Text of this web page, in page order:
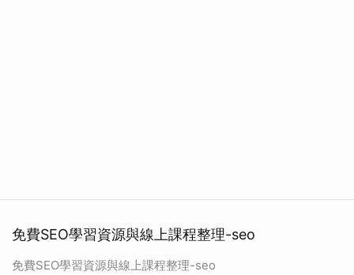
免費SEO學習資源與線上課程整理-seo
免費SEO學習資源與線上課程整理-seo